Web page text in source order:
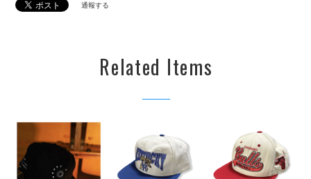
通報する
Related Items